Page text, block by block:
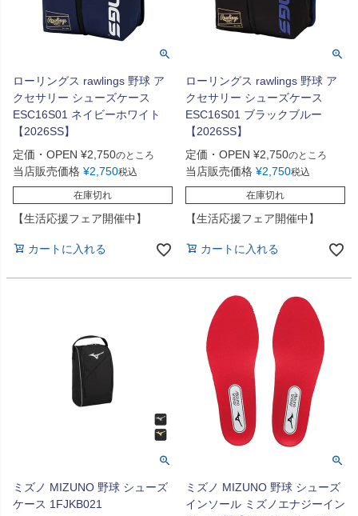
ローリングス rawlings 野球 ア
クセサリー シューズケース
ESC16S01 ネイビーホワイト
【2026SS】
定価・OPEN ¥2,750のところ
当店販売価格 ¥2,750税込
在庫切れ
【生活応援フェア開催中】
カートに入れる
ローリングス rawlings 野球 ア
クセサリー シューズケース
ESC16S01 ブラックブルー
【2026SS】
定価・OPEN ¥2,750のところ
当店販売価格 ¥2,750税込
在庫切れ
【生活応援フェア開催中】
カートに入れる
ミズノ MIZUNO 野球 シューズ
ケース 1FJKB021
ミズノ MIZUNO 野球 シューズ
インソール ミズノエナジーイン